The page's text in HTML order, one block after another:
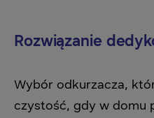
Rozwiązanie
Wybór odkurzacza,
czystość, gdy w domu